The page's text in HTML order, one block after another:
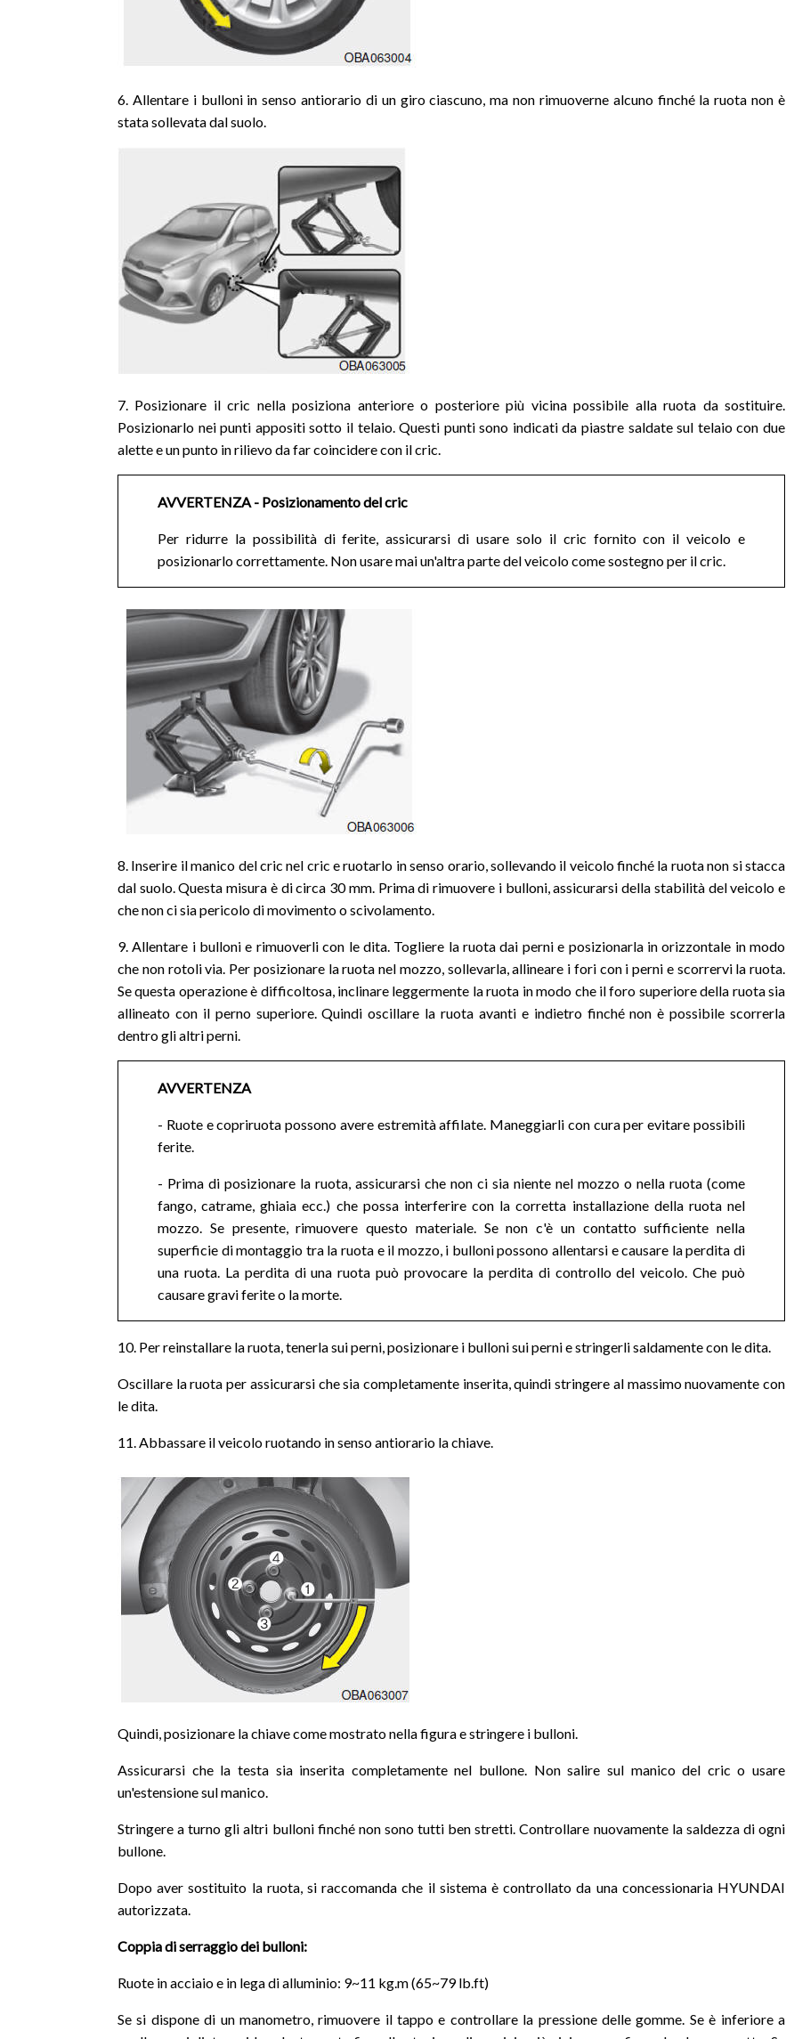
6. Allentare i bulloni in senso antiorario di un giro ciascuno, ma non rimuoverne alcuno finché la ruota non è
stata sollevata dal suolo.
7. Posizionare il cric nella posiziona anteriore o posteriore più vicina possibile alla ruota da sostituire.
Posizionarlo nei punti appositi sotto il telaio. Questi punti sono indicati da piastre saldate sul telaio con due
alette e un punto in rilievo da far coincidere con il cric.
AVVERTENZA - Posizionamento del cric
Per ridurre la possibilità di ferite, assicurarsi di usare solo il cric fornito con il veicolo e
posizionarlo correttamente. Non usare mai un'altra parte del veicolo come sostegno per il cric.
8. Inserire il manico del cric nel cric e ruotarlo in senso orario, sollevando il veicolo finché la ruota non si stacca
dal suolo. Questa misura è di circa 30 mm. Prima di rimuovere i bulloni, assicurarsi della stabilità del veicolo e
che non ci sia pericolo di movimento o scivolamento.
9. Allentare i bulloni e rimuoverli con le dita. Togliere la ruota dai perni e posizionarla in orizzontale in modo
che non rotoli via. Per posizionare la ruota nel mozzo, sollevarla, allineare i fori con i perni e scorrervi la ruota.
Se questa operazione è difficoltosa, inclinare leggermente la ruota in modo che il foro superiore della ruota sia
allineato con il perno superiore. Quindi oscillare la ruota avanti e indietro finché non è possibile scorrerla
dentro gli altri perni.
AVVERTENZA
- Ruote e copriruota possono avere estremità affilate. Maneggiarli con cura per evitare possibili
ferite.
- Prima di posizionare la ruota, assicurarsi che non ci sia niente nel mozzo o nella ruota (come
fango, catrame, ghiaia ecc.) che possa interferire con la corretta installazione della ruota nel
mozzo. Se presente, rimuovere questo materiale. Se non c'è un contatto sufficiente nella
superficie di montaggio tra la ruota e il mozzo, i bulloni possono allentarsi e causare la perdita di
una ruota. La perdita di una ruota può provocare la perdita di controllo del veicolo. Che può
causare gravi ferite o la morte.
10. Per reinstallare la ruota, tenerla sui perni, posizionare i bulloni sui perni e stringerli saldamente con le dita.
Oscillare la ruota per assicurarsi che sia completamente inserita, quindi stringere al massimo nuovamente con
le dita.
11. Abbassare il veicolo ruotando in senso antiorario la chiave.
Quindi, posizionare la chiave come mostrato nella figura e stringere i bulloni.
Assicurarsi che la testa sia inserita completamente nel bullone. Non salire sul manico del cric o usare
un'estensione sul manico.
Stringere a turno gli altri bulloni finché non sono tutti ben stretti. Controllare nuovamente la saldezza di ogni
bullone.
Dopo aver sostituito la ruota, si raccomanda che il sistema è controllato da una concessionaria HYUNDAI
autorizzata.
Coppia di serraggio dei bulloni:
Ruote in acciaio e in lega di alluminio: 9~11 kg.m (65~79 lb.ft)
Se si dispone di un manometro, rimuovere il tappo e controllare la pressione delle gomme. Se è inferiore a